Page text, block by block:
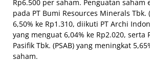
Rp6.500 per saham. Penguatan
pada PT Bumi Resources Minerals Tbk.
6,50% ke Rp1.310, diikuti PT Archi
yang menguat 6,04% ke Rp2.020, serta
Pasifik Tbk. (PSAB) yang meningkat
saham.